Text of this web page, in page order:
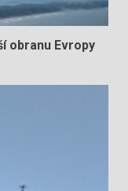
obranu Evropy